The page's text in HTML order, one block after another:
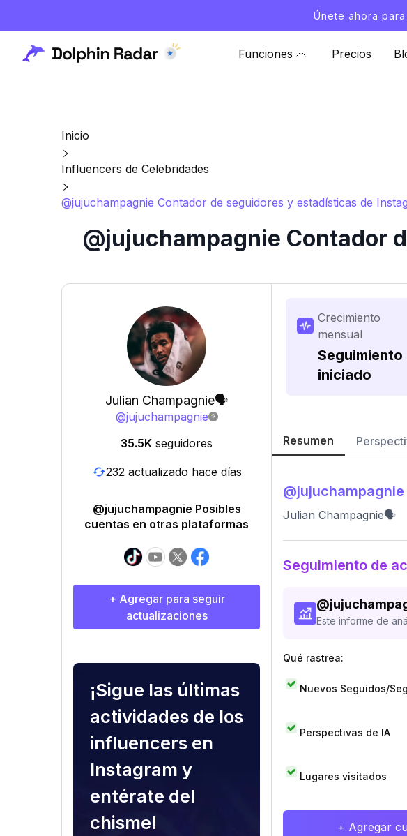
Únete ahora
Funciones Precios
Inicio
Influencers de Celebridades
@jujuchampagnie Contador de seguidores y estadísticas de
@jujuchampagnie Contador
Julian Champagnie🗣
@jujuchampagnie
35.5K seguidores
232 actualizado hace días
@jujuchampagnie Posibles
cuentas en otras plataformas
+ Agregar para seguir
actualizaciones
¡Sigue las últimas
actividades de los
influencers en
Instagram y
entérate del
chisme!
Crecimiento
mensual
Seguimiento
iniciado
Resumen
@jujuchampagnie
Julian Champagnie🗣
Seguimiento de
@
Este informe de
Qué rastrea:
Nuevos Seguidos/
Perspectivas de IA
Lugares visitados
+ Agregar